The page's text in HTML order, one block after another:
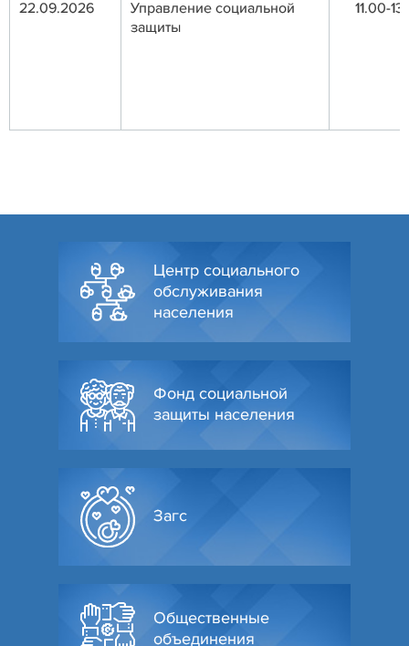
22.09.2026
Управление социальной
защиты
11.00-
Центр социального
обслуживания
населения
Фонд социальной
защиты населения
Загс
Общественные
объединения